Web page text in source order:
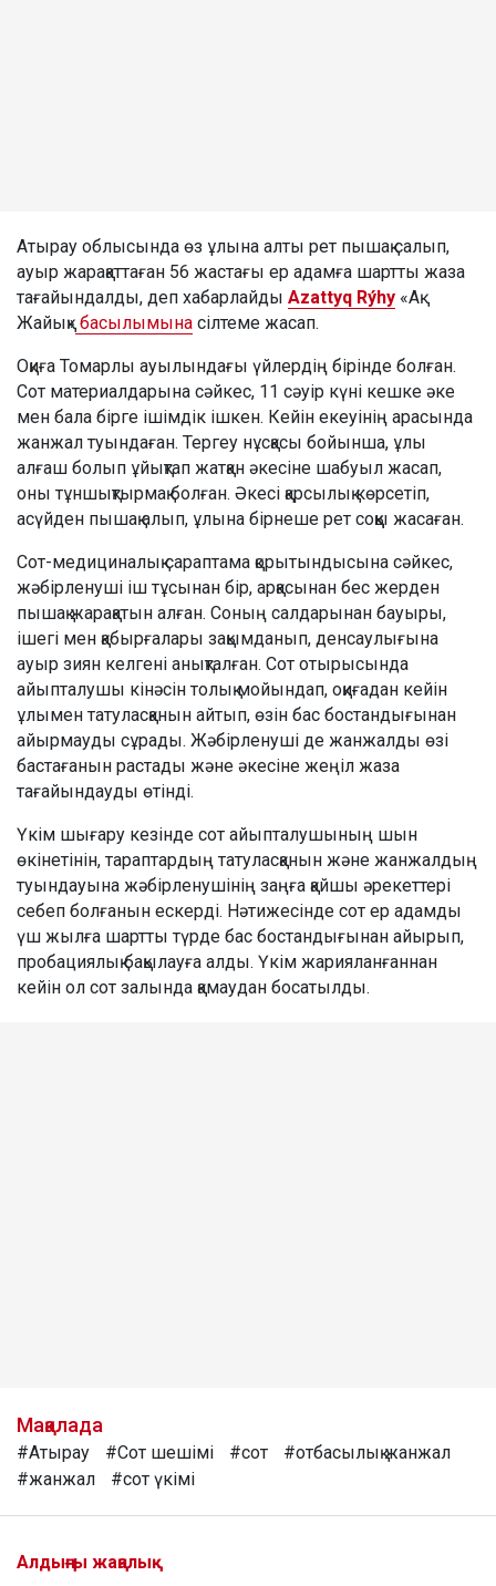
Атырау облысында өз ұлына алты рет пышақ салып,
ауыр жарақаттаған 56 жастағы ер адамға шартты жаза
тағайындалды, деп хабарлайды Azattyq Rýhy «Ақ
Жайық»басылымына сілтеме жасап.
Оқиға Томарлы ауылындағы үйлердің бірінде болған.
Сот материалдарына сәйкес, 11 сәуір күні кешке әке
мен бала бірге ішімдік ішкен. Кейін екеуінің арасында
жанжал туындаған. Тергеу нұсқасы бойынша, ұлы
алғаш болып ұйықтап жатқан әкесіне шабуыл жасап,
оны тұншықтырмақ болған. Әкесі қарсылық көрсетіп,
асүйден пышақ алып, ұлына бірнеше рет соққы жасаған.
Сот-медициналық сараптама қорытындысына сәйкес,
жәбірленуші іш тұсынан бір, арқасынан бес жерден
пышақ жарақатын алған. Соның салдарынан бауыры,
ішегі мен қабырғалары зақымданып, денсаулығына
ауыр зиян келгені анықталған. Сот отырысында
айыпталушы кінәсін толық мойындап, оқиғадан кейін
ұлымен татуласқанын айтып, өзін бас бостандығынан
айырмауды сұрады. Жәбірленуші де жанжалды өзі
бастағанын растады және әкесіне жеңіл жаза
тағайындауды өтінді.
Үкім шығару кезінде сот айыпталушының шын
өкінетінін, тараптардың татуласқанын және жанжалдың
туындауына жәбірленушінің заңға қайшы әрекеттері
себеп болғанын ескерді. Нәтижесінде сот ер адамды
үш жылға шартты түрде бас бостандығынан айырып,
пробациялық бақылауға алды. Үкім жарияланғаннан
кейін ол сот залында қамаудан босатылды.
Мақалада
#Атырау #Сот шешімі #сот
#отбасылық жанжал
#жанжал
#сот үкімі
Алдыңғы жаңалық